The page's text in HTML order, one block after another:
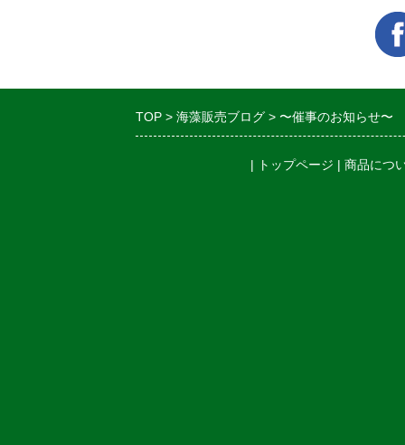
TOP 海藻販売ブログ 〜催事のお知らせ〜
| トップページ | 商品につ